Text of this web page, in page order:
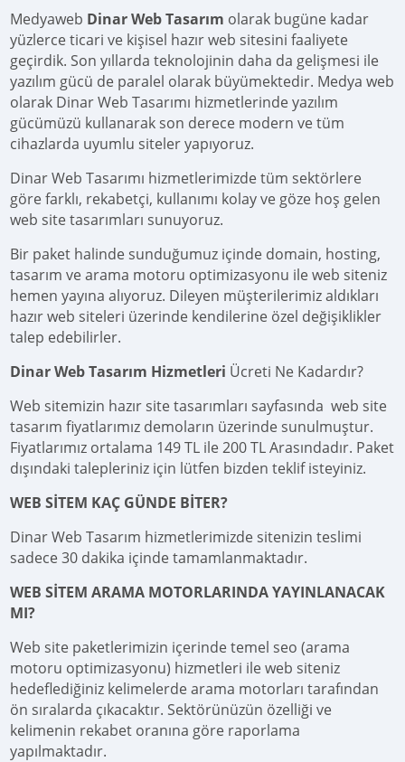
Medyaweb Dinar Web Tasarım olarak bugüne kadar
yüzlerce ticari ve kişisel hazır web sitesini faaliyete
geçirdik. Son yıllarda teknolojinin daha da gelişmesi ile
yazılım gücü de paralel olarak büyümektedir. Medya web
olarak Dinar Web Tasarımı hizmetlerinde yazılım
gücümüzü kullanarak son derece modern ve tüm
cihazlarda uyumlu siteler yapıyoruz.
Dinar Web Tasarımı hizmetlerimizde tüm sektörlere
göre farklı, rekabetçi, kullanımı kolay ve göze hoş gelen
web site tasarımları sunuyoruz.
Bir paket halinde sunduğumuz içinde domain, hosting,
tasarım ve arama motoru optimizasyonu ile web siteniz
hemen yayına alıyoruz. Dileyen müşterilerimiz aldıkları
hazır web siteleri üzerinde kendilerine özel değişiklikler
talep edebilirler.
Dinar Web Tasarım Hizmetleri Ücreti Ne Kadardır?
Web sitemizin hazır site tasarımları sayfasında web site
tasarım fiyatlarımız demoların üzerinde sunulmuştur.
Fiyatlarımız ortalama 149 TL ile 200 TL Arasındadır. Paket
dışındaki talepleriniz için lütfen bizden teklif isteyiniz.
WEB SİTEM KAÇ GÜNDE BİTER?
Dinar Web Tasarım hizmetlerimizde sitenizin teslimi
sadece 30 dakika içinde tamamlanmaktadır.
WEB SİTEM ARAMA MOTORLARINDA YAYINLANACAK
MI?
Web site paketlerimizin içerinde temel seo (arama
motoru optimizasyonu) hizmetleri ile web siteniz
hedeflediğiniz kelimelerde arama motorları tarafından
ön sıralarda çıkacaktır. Sektörünüzün özelliği ve
kelimenin rekabet oranına göre raporlama
yapılmaktadır.